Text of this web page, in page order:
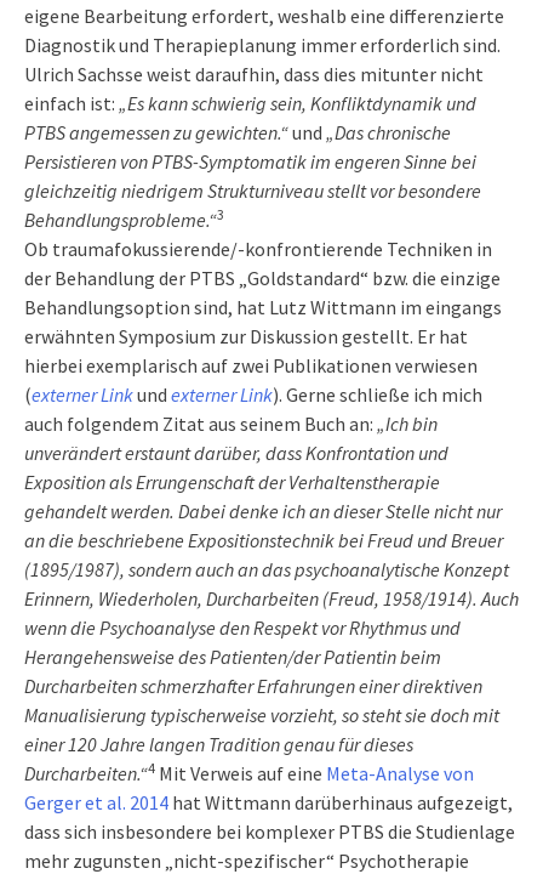
eigene Bearbeitung erfordert, weshalb eine differenzierte
Diagnostik und Therapieplanung immer erforderlich sind.
Ulrich Sachsse weist daraufhin, dass dies mitunter nicht
einfach ist: „Es kann schwierig sein, Konfliktdynamik und
PTBS angemessen zu gewichten.“und „Das chronische
Persistieren von PTBS-Symptomatik im engeren Sinne bei
gleichzeitig niedrigem Strukturniveau stellt vor besondere
Behandlungsprobleme.“3
Ob traumafokussierende/-konfrontierende Techniken in
der Behandlung der PTBS „Goldstandard“ bzw. die einzige
Behandlungsoption sind, hat Lutz Wittmann im eingangs
erwähnten Symposium zur Diskussion gestellt. Er hat
hierbei exemplarisch auf zwei Publikationen verwiesen
(externer Linkund externer Link). Gerne schließe ich mich
auch folgendem Zitat aus seinem Buch an: „Ich bin
unverändert erstaunt darüber, dass Konfrontation und
Exposition als Errungenschaft der Verhaltenstherapie
gehandelt werden. Dabei denke ich an dieser Stelle nicht nur
an die beschriebene Expositionstechnik bei Freud und Breuer
(1895/1987), sondern auch an das psychoanalytische Konzept
Erinnern, Wiederholen, Durcharbeiten (Freud, 1958/1914). Auch
wenn die Psychoanalyse den Respekt vor Rhythmus und
Herangehensweise des Patienten/der Patientin beim
Durcharbeiten schmerzhafter Erfahrungen einer direktiven
Manualisierung typischerweise vorzieht, so steht sie doch mit
einer 120 Jahre langen Tradition genau für dieses
Durcharbeiten.“4 Mit Verweis auf eine Meta-Analyse von
Gerger et al. 2014 hat Wittmann darüberhinaus aufgezeigt,
dass sich insbesondere bei komplexer PTBS die Studienlage
mehr zugunsten „nicht-spezifischer“ Psychotherapie